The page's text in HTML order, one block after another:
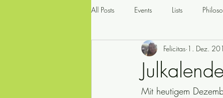
All Posts Events Lists
100 Worte & was sie mit sich br
julkalender
Felicitas 1. Dez.
Mit heutigem